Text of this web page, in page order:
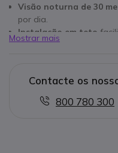
Visão noturna de 30
por dia.
Instalação em teto
câmera.
segura e estável.
Ângulo de visão
proporciona cobertura
Mostrar mais
Contacte os
800 780 300